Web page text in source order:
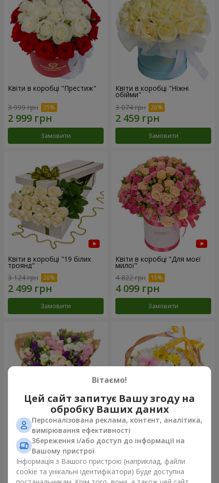
Квіти в коробці "Престиж"
3 999 грн
Замовити
Квіти в коробці "Ніжні
обійми"
3 074 грн
Замовити
Квіти в коробці "19 білих
троянд"
3 124 грн
Замовити
Квіти в коробці "Для моєї
милої"
4 822 грн
Замовити
15 різнокольорових еустом
3 679 грн
Замовити
Кошик "Сонечко"
Замовити
Вітаємо!
Цей сайт запитує Вашу згоду на
обробку Ваших даних
Персоналізована реклама, контент, аналітика,
вимірювання ефективності
Збереження і/або доступ до інформації на
Вашому пристрої
Інформація з Вашого пристрою (наприклад, файли
cookie та унікальні ідентифікатори) буде доступна